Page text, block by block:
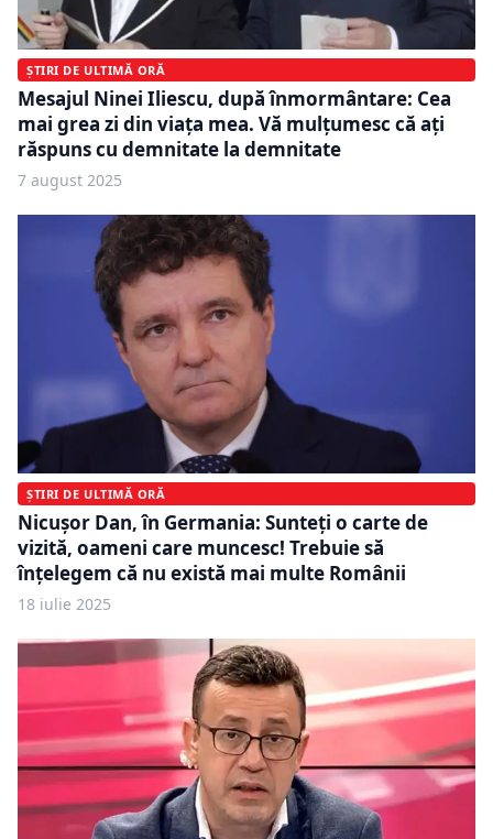
ȘTIRI DE ULTIMĂ ORĂ
Mesajul Ninei Iliescu, după înmormântare: Cea
mai grea zi din viața mea. Vă mulțumesc că ați
răspuns cu demnitate la demnitate
7 august 2025
ȘTIRI DE ULTIMĂ ORĂ
Nicușor Dan, în Germania: Sunteți o carte de
vizită, oameni care muncesc! Trebuie să
înţelegem că nu există mai multe Românii
18 iulie 2025